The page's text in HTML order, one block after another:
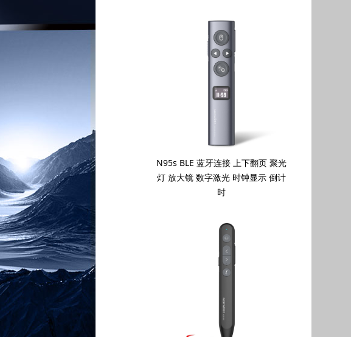
N95s BLE 蓝牙连接 上下翻页 聚光
灯 放大镜 数字激光 时钟显示 倒计
时